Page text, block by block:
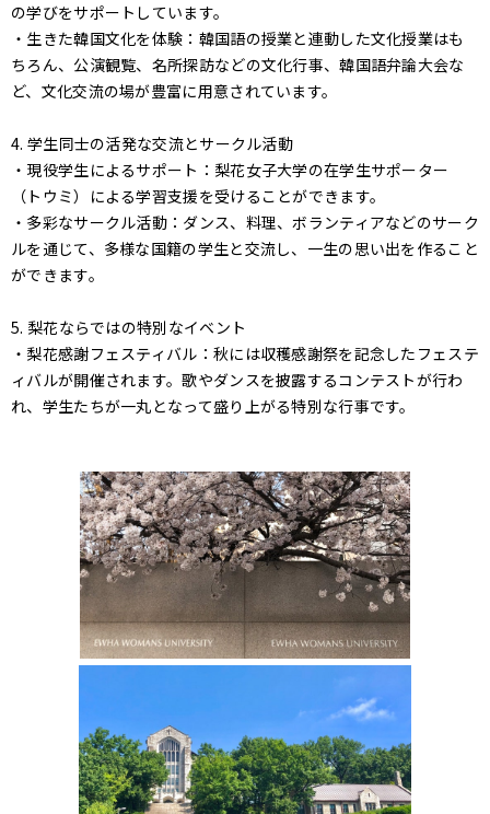
の学びをサポートしています。
・生きた韓国文化を体験：韓国語の授業と連動した文化授業はも
ちろん、公演観覧、名所探訪などの文化行事、韓国語弁論大会な
ど、文化交流の場が豊富に用意されています。
4. 学生同士の活発な交流とサークル活動
・現役学生によるサポート：梨花女子大学の在学生サポーター
（トウミ）による学習支援を受けることができます。
・多彩なサークル活動：ダンス、料理、ボランティアなどのサーク
ルを通じて、多様な国籍の学生と交流し、一生の思い出を作ること
ができます。
5. 梨花ならではの特別なイベント
・梨花感謝フェスティバル：秋には収穫感謝祭を記念したフェステ
ィバルが開催されます。歌やダンスを披露するコンテストが行わ
れ、学生たちが一丸となって盛り上がる特別な行事です。